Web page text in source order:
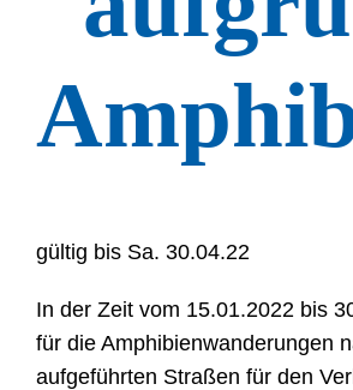
gültig bis Sa. 30.04.22
In der Zeit vom 15.01.2022 bis
für die Amphibienwanderungen
aufgeführten Straßen für den